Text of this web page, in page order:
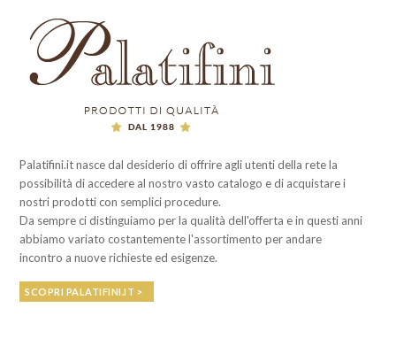
Palatifini.it nasce dal desiderio di offrire agli utenti della rete la
possibilità di accedere al nostro vasto catalogo e di acquistare i
nostri prodotti con semplici procedure.
Da sempre ci distinguiamo per la qualità dell'offerta e in questi anni
abbiamo variato costantemente l'assortimento per andare
incontro a nuove richieste ed esigenze.
SCOPRI PALATIFINI.IT >